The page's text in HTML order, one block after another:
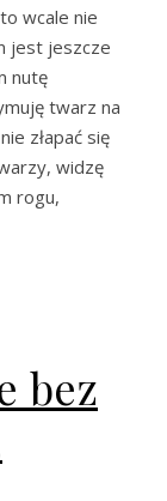
wcale nie
jest jeszcze
nutę
twarz na
złapać się
widzę
rogu,
bez